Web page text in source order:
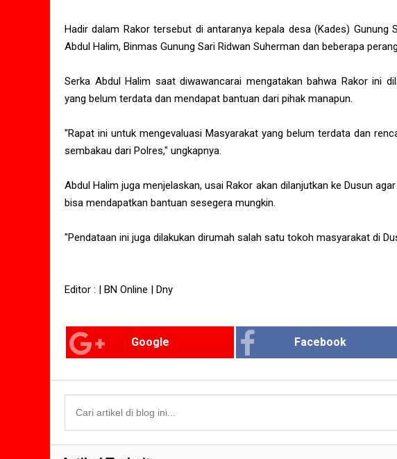
Hadir dalam Rakor tersebut di antaranya kepala desa (Kades) Gunung
Abdul Halim, Binmas Gunung Sari Ridwan Suherman dan beberapa
Serka Abdul Halim saat diwawancarai mengatakan bahwa Rakor ini
yang belum terdata dan mendapat bantuan dari pihak manapun.
"Rapat ini untuk mengevaluasi Masyarakat yang belum terdata dan
sembakau dari Polres," ungkapnya.
Abdul Halim juga menjelaskan, usai Rakor akan dilanjutkan ke Dusun
bisa mendapatkan bantuan sesegera mungkin.
"Pendataan ini juga dilakukan dirumah salah satu tokoh masyarakat di
Editor : | BN Online | Dny
Google Facebook